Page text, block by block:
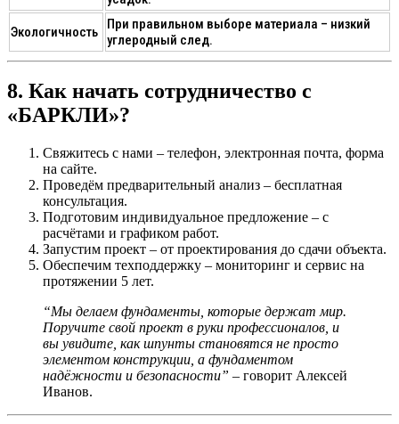
Экологичность
При правильном выборе материала – низкий
углеродный след.
8. Как начать сотрудничество с
«БАРКЛИ»?
Свяжитесь с нами – телефон, электронная почта, форма
на сайте.
Проведём предварительный анализ – бесплатная
консультация.
Подготовим индивидуальное предложение – с
расчётами и графиком работ.
Запустим проект – от проектирования до сдачи объекта.
Обеспечим техподдержку – мониторинг и сервис на
протяжении 5 лет.
“Мы делаем фундаменты, которые держат мир.
Поручите свой проект в руки профессионалов, и
вы увидите, как шпунты становятся не просто
элементом конструкции, а фундаментом
надёжности и безопасности” – говорит Алексей
Иванов.